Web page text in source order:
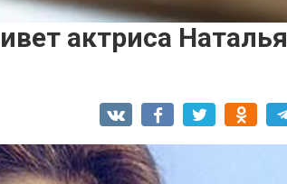
актриса Наталья